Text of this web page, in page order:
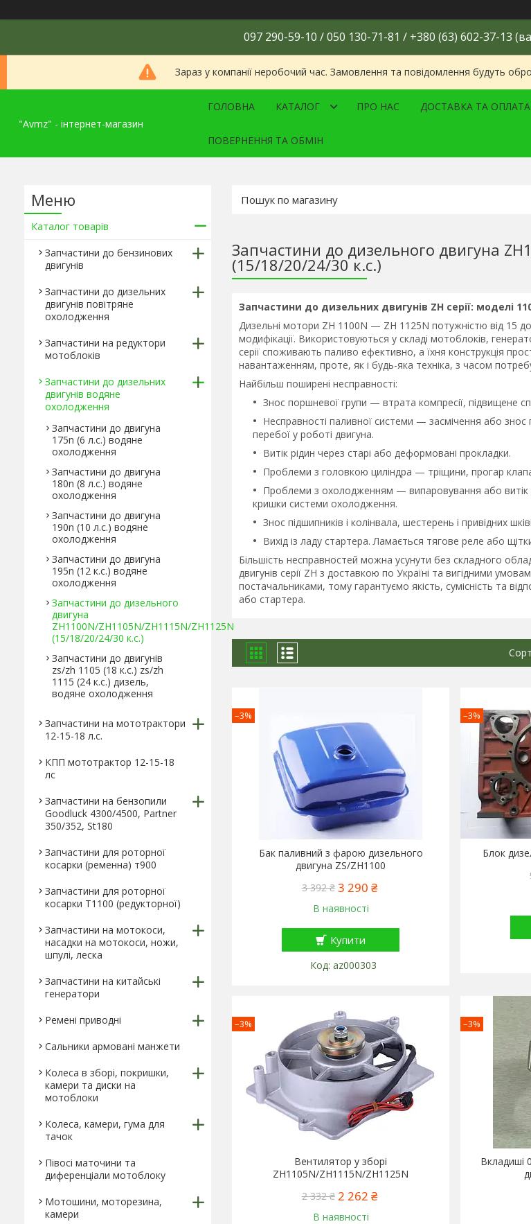
097 290-59-10 / 050 130-71-81 / +380 (63) 602-37-13
Зараз у компанії неробочий час. Замовлення та повідомлення будуть
"Avmz" - інтернет-магазин
ГОЛОВНА КАТАЛОГ ПРО НАС ДОСТАВКА ТА ОПЛАТА
ПОВЕРНЕННЯ ТА ОБМІН
Запчастини до дизельного двигуна
(15/18/20/24/30 к.с.)
Запчастини до дизельних двигунів ZH серії: моделі
Дизельні мотори ZH 1100N — ZH 1125N потужністю від 15
модифікації. Використовуються у складі мотоблоків,
серії споживають паливо ефективно, а їхня конструкція
навантаженням, проте, як і будь-яка техніка, з часом
Найбільш поширені несправності:
Знос поршневої групи — втрата компресії, підвищене
Несправності паливної системи — засмічення або
перебої у роботі двигуна.
Витік рідин через старі або деформовані прокладки.
Проблеми з головкою циліндра — тріщини, прогар
Проблеми з охолодженням — випаровування або витік
кришки системи охолодження.
Знос підшипників і колінвала, шестерень і привідних
Вихід із ладу стартера. Ламається тягове реле або
Більшість несправностей можна усунути без складного
двигунів серії ZH з доставкою по Україні та вигідними
постачальниками, тому гарантуємо якість, сумісність та
або стартера.
–3%
Бак паливний з фарою дизельного
двигуна ZS/ZH1100
3 392 ₴ 3 290 ₴
В наявності
Купити
az000303
–3%
Блок
–3%
Вентилятор у зборі
ZH1105N/ZH1115N/ZH1125N
2 332 ₴ 2 262 ₴
В наявності
–3%
Вкладиші
Каталог товарів
Запчастини до бензинових
двигунів
Запчастини до дизельних
двигунів повітряне
охолодження
Запчастини на редуктори
мотоблоків
Запчастини до дизельних
двигунів водяне
охолодження
Запчастини до двигуна
175n (6 л.с.) водяне
охолодження
Запчастини до двигуна
180n (8 л.с.) водяне
охолодження
Запчастини до двигуна
190n (10 л.с.) водяне
охолодження
Запчастини до двигуна
195n (12 к.с.) водяне
охолодження
Запчастини до дизельного
двигуна
ZH1100N/ZH1105N/ZH1115N/ZH1125N
(15/18/20/24/30 к.с.)
Запчастини до двигунів
zs/zh 1105 (18 к.с.) zs/zh
1115 (24 к.с.) дизель,
водяне охолодження
Запчастини на мототрактори
12-15-18 л.с.
КПП мототрактор 12-15-18
лс
Запчастини на бензопили
Goodluck 4300/4500, Partner
350/352, St180
Запчастини для роторної
косарки (ременна) т900
Запчастини для роторної
косарки Т1100 (редукторної)
Запчастини на мотокоси,
насадки на мотокоси, ножи,
шпулі, леска
Запчастини на китайські
генератори
Ремені приводні
Сальники армовані манжети
Колеса в зборі, покришки,
камери та диски на
мотоблоки
Колеса, камери, гума для
тачок
Півосі маточини та
диференціали мотоблоку
Мотошини, моторезина,
камери